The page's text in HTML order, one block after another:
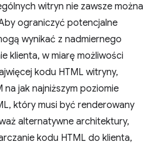
witryn nie zawsze można
ograniczyć potencjalne
wynikać z nadmiernego
klienta, w miarę możliwości
kodu HTML witryny,
jak najniższym poziomie
który musi być renderowany
alternatywne architektury,
kodu HTML do klienta,